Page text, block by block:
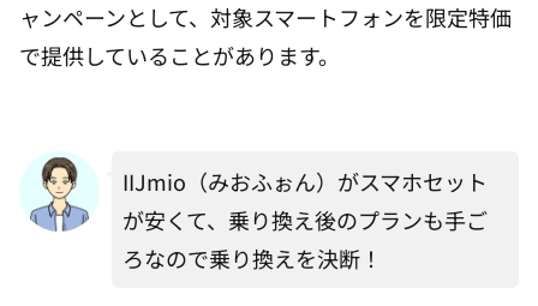
ャンペーンとして、対象スマートフォンを限定特価
で提供していることがあります。
IIJmio（みおふぉん）がスマホセット
が安くて、乗り換え後のプランも手ご
ろなので乗り換えを決断！